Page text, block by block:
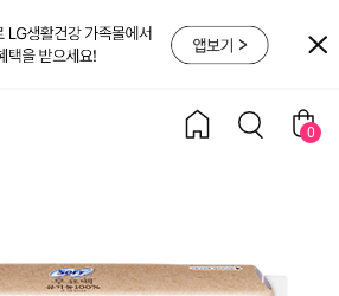
0
16P X 4팩